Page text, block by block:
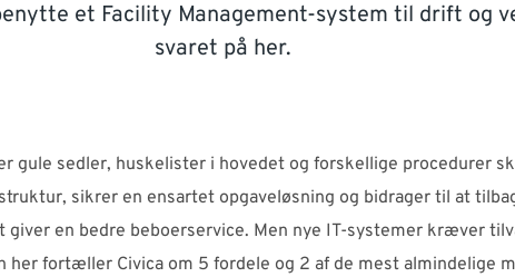
et Facility Management-system til drift og
svaret på her.
gule sedler, huskelister i hovedet og forskellige procedurer
sikrer en ensartet opgaveløsning og bidrager til at
giver en bedre beboerservice. Men nye IT-systemer kræver
her fortæller Civica om 5 fordele og 2 af de mest almindelige